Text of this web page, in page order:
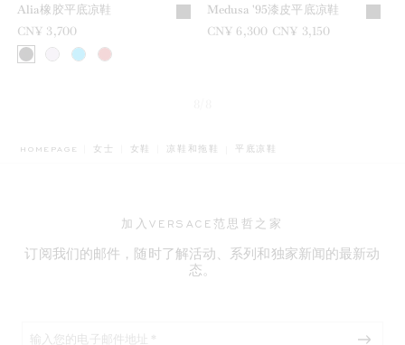
Alia橡胶平底凉鞋
CN¥ 3,700
Medusa '95漆皮平底凉鞋
之前是
CN¥ 6,300 现在是
CN¥ 3,150
HOMEPAGE 女士 女鞋 凉鞋和拖鞋 平底凉鞋
加入VERSACE范思哲之家
订阅我们的邮件，随时了解活动、系列和独家新闻的最新动
态。